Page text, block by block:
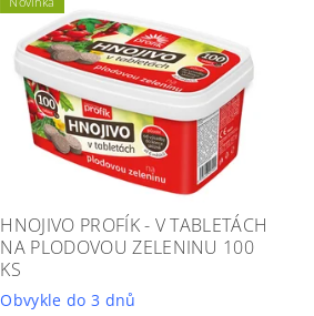
HNOJIVO PROFÍK - V TABLETÁCH
NA PLODOVOU ZELENINU 100
KS
Obvykle do 3 dnů